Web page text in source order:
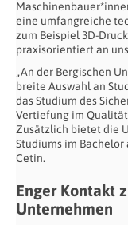
eine umfangreiche
zum Beispiel 3D-
praxisorientiert an
„An der Bergischen
breite Auswahl an
das Studium des
Vertiefung im
Zusätzlich bietet die
Studiums im
Cetin.
Enger Kontakt
Unternehmen